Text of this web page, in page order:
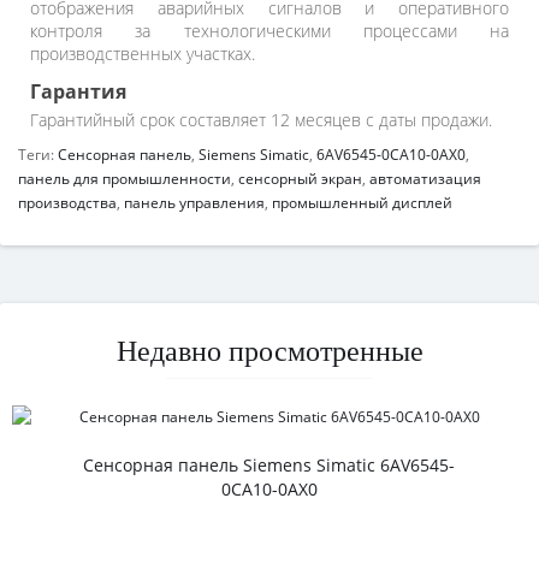
отображения аварийных сигналов и оперативного
контроля за технологическими процессами на
производственных участках.
Гарантия
Гарантийный срок составляет 12 месяцев с даты продажи.
Теги:Сенсорная панель, Siemens Simatic, 6AV6545-0CA10-0AX0,
панель для промышленности, сенсорный экран, автоматизация
производства, панель управления, промышленный дисплей
Недавно просмотренные
Сенсорная панель Siemens Simatic 6AV6545-
0CA10-0AX0